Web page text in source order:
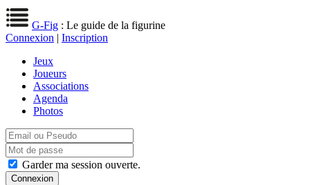
G-Fig : Le guide de la figurine
Connexion | Inscription
Jeux
Joueurs
Associations
Agenda
Photos
Garder ma session ouverte.